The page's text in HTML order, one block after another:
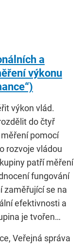
a
výkonu
výkon vlád.
do čtyř
pomocí
rozvoje vládou
patří měření
fungování
zaměřující se na
efektivnosti a
je tvořen…
Veřejná správa